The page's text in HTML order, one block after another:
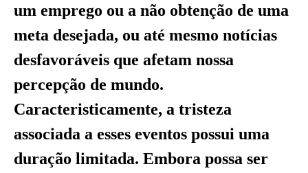
um emprego ou a não obtenção de uma
meta desejada, ou até mesmo notícias
desfavoráveis que afetam nossa
percepção de mundo.
Caracteristicamente, a tristeza
associada a esses eventos possui uma
duração limitada. Embora possa ser